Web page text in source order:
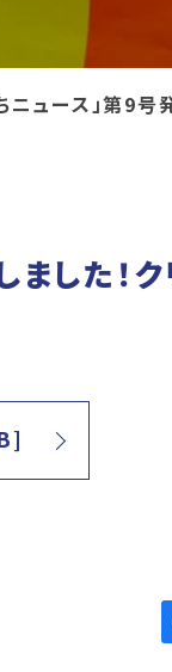
ニュース」第9号
ました！